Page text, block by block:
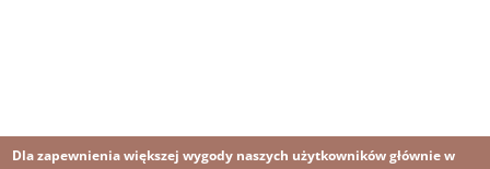
Dla zapewnienia większej wygody naszych użytkowników głównie w